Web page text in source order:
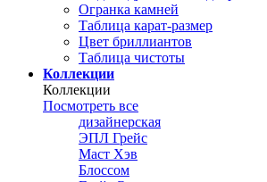
Огранка камней
Таблица карат-размер
Цвет бриллиантов
Таблица чистоты
Коллекции
Коллекции
Посмотреть все
дизайнерская
ЭПЛ Грейс
Маст Хэв
Блоссом